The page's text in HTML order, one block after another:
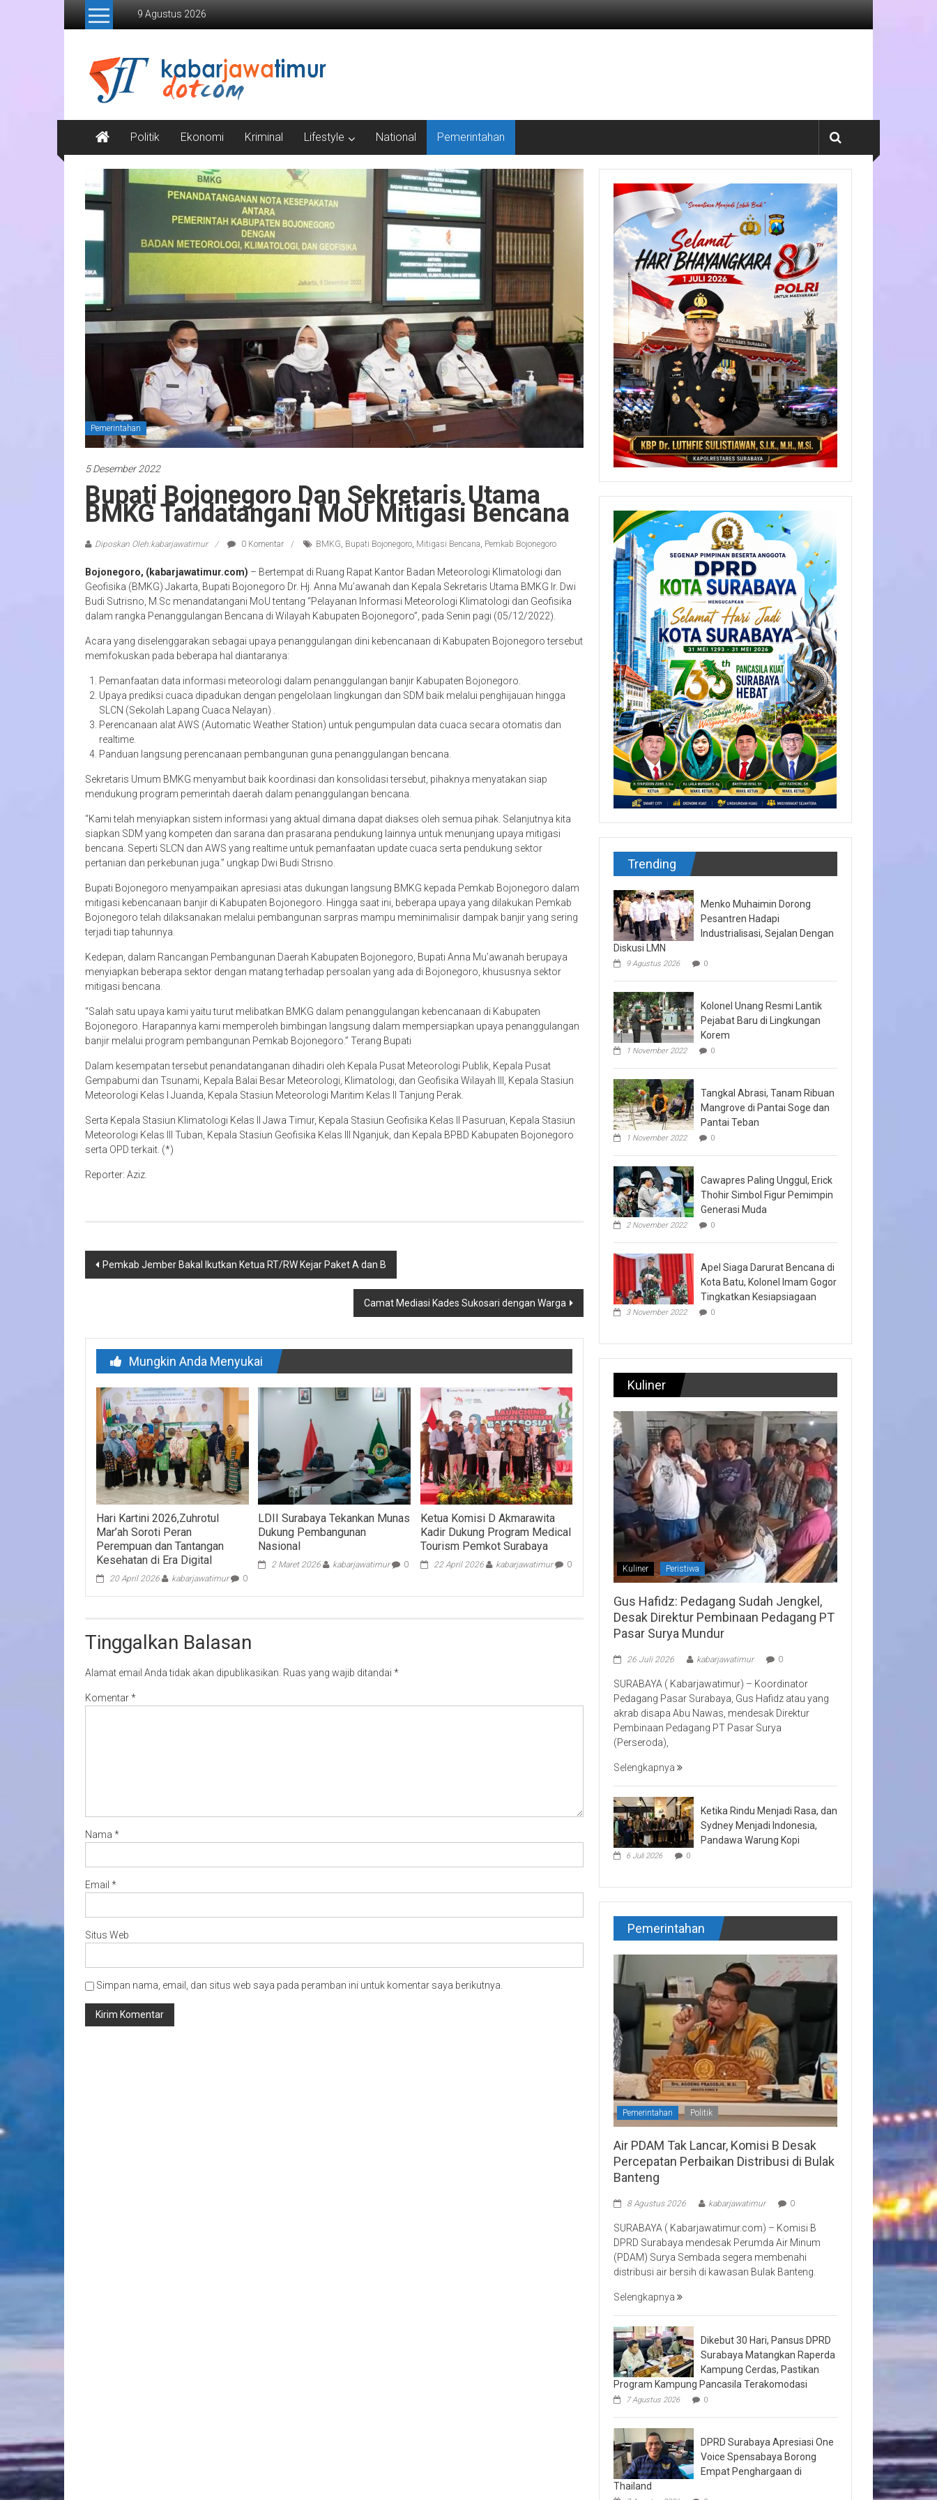
Lompat
9 Agustus 2026
Kabar
Jawa
Timur
Media
Online
Jawa
Timur
Politik Ekonomi Kriminal Lifestyle National Pemerintahan
Pemerintahan
5 Desember 2022
Bupati Bojonegoro Dan Sekretaris Utama
BMKG Tandatangani MoU Mitigasi Bencana
Diposkan Oleh:kabarjawatimur 0 Komentar BMKG, Bupati Bojonegoro, Mitigasi Bencana, Pemkab Bojonegoro
Bojonegoro, (kabarjawatimur.com) – Bertempat di Ruang Rapat Kantor Badan Meteorologi Klimatologi dan
Geofisika (BMKG) Jakarta, Bupati Bojonegoro Dr. Hj. Anna Mu’awanah dan Kepala Sekretaris Utama BMKG Ir. Dwi
Budi Sutrisno, M.Sc menandatangani MoU tentang “Pelayanan Informasi Meteorologi Klimatologi dan Geofisika
dalam rangka Penanggulangan Bencana di Wilayah Kabupaten Bojonegoro”, pada Senin pagi (05/12/2022).
Acara yang diselenggarakan sebagai upaya penanggulangan dini kebencanaan di Kabupaten Bojonegoro tersebut
memfokuskan pada beberapa hal diantaranya:
Pemanfaatan data informasi meteorologi dalam penanggulangan banjir Kabupaten Bojonegoro.
Upaya prediksi cuaca dipadukan dengan pengelolaan lingkungan dan SDM baik melalui penghijauan hingga
SLCN (Sekolah Lapang Cuaca Nelayan) .
Perencanaan alat AWS (Automatic Weather Station) untuk pengumpulan data cuaca secara otomatis dan
realtime.
Panduan langsung perencanaan pembangunan guna penanggulangan bencana.
Sekretaris Umum BMKG menyambut baik koordinasi dan konsolidasi tersebut, pihaknya menyatakan siap
mendukung program pemerintah daerah dalam penanggulangan bencana.
“Kami telah menyiapkan sistem informasi yang aktual dimana dapat diakses oleh semua pihak. Selanjutnya kita
siapkan SDM yang kompeten dan sarana dan prasarana pendukung lainnya untuk menunjang upaya mitigasi
bencana. Seperti SLCN dan AWS yang realtime untuk pemanfaatan update cuaca serta pendukung sektor
pertanian dan perkebunan juga.” ungkap Dwi Budi Strisno.
Bupati Bojonegoro menyampaikan apresiasi atas dukungan langsung BMKG kepada Pemkab Bojonegoro dalam
mitigasi kebencanaan banjir di Kabupaten Bojonegoro. Hingga saat ini, beberapa upaya yang dilakukan Pemkab
Bojonegoro telah dilaksanakan melalui pembangunan sarpras mampu meminimalisir dampak banjir yang sering
terjadi tiap tahunnya.
Kedepan, dalam Rancangan Pembangunan Daerah Kabupaten Bojonegoro, Bupati Anna Mu’awanah berupaya
menyiapkan beberapa sektor dengan matang terhadap persoalan yang ada di Bojonegoro, khususnya sektor
mitigasi bencana.
“Salah satu upaya kami yaitu turut melibatkan BMKG dalam penanggulangan kebencanaan di Kabupaten
Bojonegoro. Harapannya kami memperoleh bimbingan langsung dalam mempersiapkan upaya penanggulangan
banjir melalui program pembangunan Pemkab Bojonegoro.” Terang Bupati
Dalam kesempatan tersebut penandatanganan dihadiri oleh Kepala Pusat Meteorologi Publik, Kepala Pusat
Gempabumi dan Tsunami, Kepala Balai Besar Meteorologi, Klimatologi, dan Geofisika Wilayah III, Kepala Stasiun
Meteorologi Kelas I Juanda, Kepala Stasiun Meteorologi Maritim Kelas II Tanjung Perak.
Serta Kepala Stasiun Klimatologi Kelas II Jawa Timur, Kepala Stasiun Geofisika Kelas II Pasuruan, Kepala Stasiun
Meteorologi Kelas III Tuban, Kepala Stasiun Geofisika Kelas III Nganjuk, dan Kepala BPBD Kabupaten Bojonegoro
serta OPD terkait. (*)
Reporter: Aziz.
Navigasi
Pemkab Jember Bakal Ikutkan Ketua RT/RW Kejar Paket A dan B
Camat Mediasi Kades Sukosari dengan Warga
Mungkin Anda Menyukai
Hari Kartini 2026,Zuhrotul
Mar’ah Soroti Peran
Perempuan dan Tantangan
Kesehatan di Era Digital
20 April 2026 kabarjawatimur 0
LDII Surabaya Tekankan Munas
Dukung Pembangunan
Nasional
2 Maret 2026 kabarjawatimur 0
Ketua Komisi D Akmarawita
Kadir Dukung Program Medical
Tourism Pemkot Surabaya
22 April 2026 kabarjawatimur 0
Tinggalkan Balasan
Alamat email Anda tidak akan dipublikasikan. Ruas yang wajib ditandai *
Komentar*
Nama *
Email *
Situs Web
Simpan nama, email, dan situs web saya pada peramban ini untuk komentar saya berikutnya.
Trending
Menko Muhaimin Dorong
Pesantren Hadapi
Industrialisasi, Sejalan Dengan
Diskusi LMN
9 Agustus 2026 0
Kolonel Unang Resmi Lantik
Pejabat Baru di Lingkungan
Korem
1 November 2022 0
Tangkal Abrasi, Tanam Ribuan
Mangrove di Pantai Soge dan
Pantai Teban
1 November 2022 0
Cawapres Paling Unggul, Erick
Thohir Simbol Figur Pemimpin
Generasi Muda
2 November 2022 0
Apel Siaga Darurat Bencana di
Kota Batu, Kolonel Imam Gogor
Tingkatkan Kesiapsiagaan
3 November 2022 0
Kuliner
Kuliner Peristiwa
Gus Hafidz: Pedagang Sudah Jengkel,
Desak Direktur Pembinaan Pedagang PT
Pasar Surya Mundur
26 Juli 2026 kabarjawatimur 0
SURABAYA ( Kabarjawatimur) – Koordinator
Pedagang Pasar Surabaya, Gus Hafidz atau yang
akrab disapa Abu Nawas, mendesak Direktur
Pembinaan Pedagang PT Pasar Surya
(Perseroda),
Selengkapnya
Ketika Rindu Menjadi Rasa, dan
Sydney Menjadi Indonesia,
Pandawa Warung Kopi
6 Juli 2026 0
Pemerintahan
Pemerintahan Politik
Air PDAM Tak Lancar, Komisi B Desak
Percepatan Perbaikan Distribusi di Bulak
Banteng
8 Agustus 2026 kabarjawatimur 0
SURABAYA ( Kabarjawatimur.com) – Komisi B
DPRD Surabaya mendesak Perumda Air Minum
(PDAM) Surya Sembada segera membenahi
distribusi air bersih di kawasan Bulak Banteng.
Selengkapnya
Dikebut 30 Hari, Pansus DPRD
Surabaya Matangkan Raperda
Kampung Cerdas, Pastikan
Program Kampung Pancasila Terakomodasi
7 Agustus 2026 0
DPRD Surabaya Apresiasi One
Voice Spensabaya Borong
Empat Penghargaan di
Thailand